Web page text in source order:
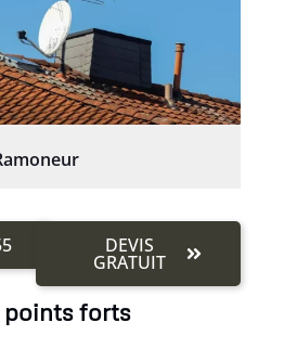
DEVIS
GRATUIT
points forts